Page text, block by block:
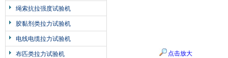
2026-07-23
绳索抗拉强度试验机
胶黏剂类拉力试验机
电线电缆拉力试验机
布匹类拉力试验机 点击放大